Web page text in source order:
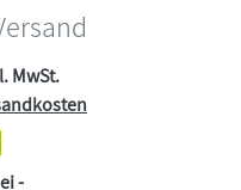
MwSt.
-